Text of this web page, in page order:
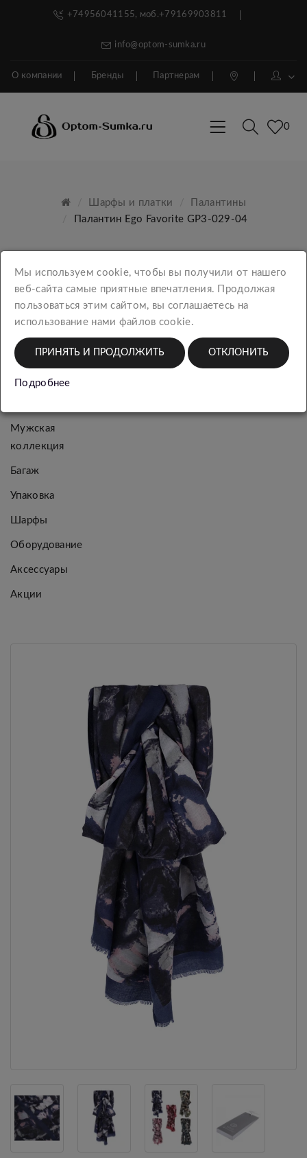
+74956041155, моб.+79169903811
info@optom-sumka.ru
О компании Бренды Партнерам
0
Шарфы и платки
Палантины
Палантин Ego Favorite GP3-029-04
КАТЕГОРИИ
Новинки
Женская
Мужская
коллекция
Багаж
Упаковка
Шарфы
Оборудование
Аксессуары
Акции
Мы используем cookie, чтобы вы получили от нашего
веб-сайта самые приятные впечатления. Продолжая
пользоваться этим сайтом, вы соглашаетесь на
использование нами файлов cookie.
ПРИНЯТЬ И ПРОДОЛЖИТЬ ОТКЛОНИТЬ
Подробнее